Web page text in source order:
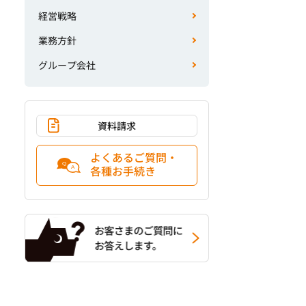
経営戦略
業務方針
グループ会社
資料請求
よくあるご質問・
各種お手続き